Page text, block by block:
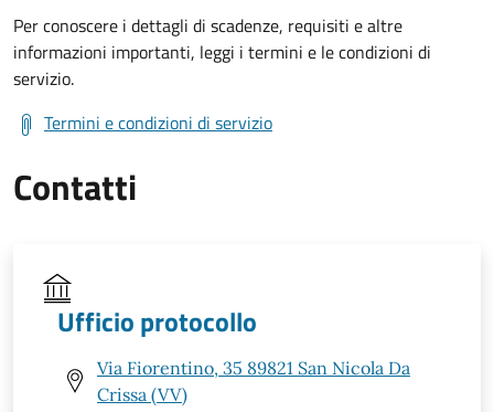
Per conoscere i dettagli di scadenze, requisiti e altre
informazioni importanti, leggi i termini e le condizioni di
servizio.
Termini e condizioni di servizio
Contatti
Ufficio protocollo
Via Fiorentino, 35 89821 San Nicola Da
Crissa (VV)